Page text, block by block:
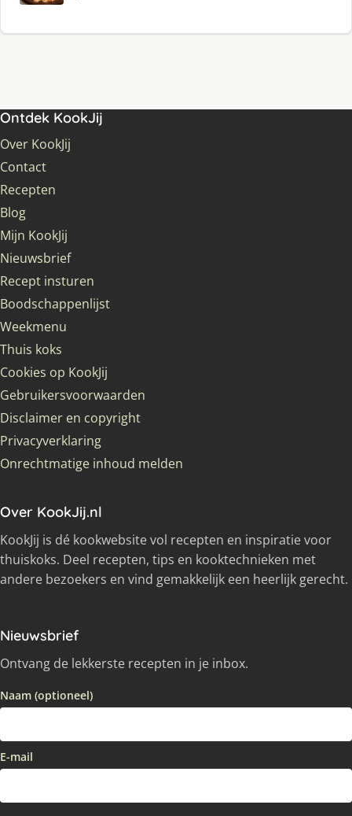
Ontdek KookJij
Over KookJij
Contact
Recepten
Blog
Mijn KookJij
Nieuwsbrief
Recept insturen
Boodschappenlijst
Weekmenu
Thuis koks
Cookies op KookJij
Gebruikersvoorwaarden
Disclaimer en copyright
Privacyverklaring
Onrechtmatige inhoud melden
Over KookJij.nl
KookJij is dé kookwebsite vol recepten en inspiratie voor
thuiskoks. Deel recepten, tips en kooktechnieken met
andere bezoekers en vind gemakkelijk een heerlijk gerecht.
Nieuwsbrief
Ontvang de lekkerste recepten in je inbox.
Naam (optioneel)
E-mail